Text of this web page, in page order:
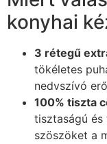
konyhai
3 rétegű
tökéletes
nedvszívó
100% tiszta
tisztaságú és
szöszöket a